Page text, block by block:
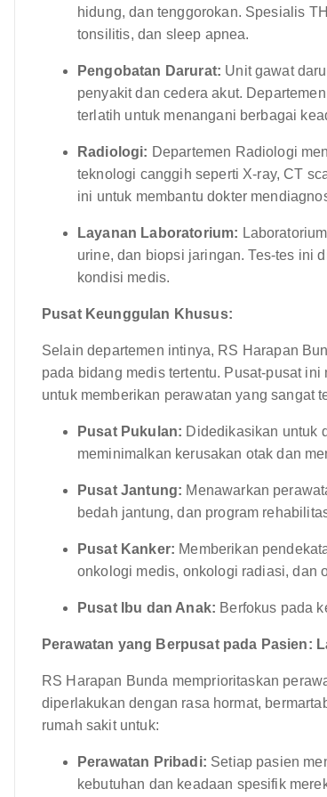
hidung, dan tenggorokan. Spesialis
tonsilitis, dan sleep apnea.
Pengobatan Darurat: Unit gawat
penyakit dan cedera akut.
terlatih untuk menangani berbagai
Radiologi: Departemen Radiologi
teknologi canggih seperti X-ray, CT
ini untuk membantu dokter
Layanan Laboratorium:
urine, dan biopsi jaringan. Tes-tes ini
kondisi medis.
Pusat Keunggulan Khusus:
Selain departemen intinya, RS Harapan
pada bidang medis tertentu. Pusat-pusat
untuk memberikan perawatan yang sangat
Pusat Pukulan: Didedikasikan untuk
meminimalkan kerusakan otak dan
Pusat Jantung: Menawarkan
bedah jantung, dan program
Pusat Kanker: Memberikan
onkologi medis, onkologi radiasi, dan
Pusat Ibu dan Anak: Berfokus pada
Perawatan yang Berpusat pada Pasien:
RS Harapan Bunda memprioritaskan
diperlakukan dengan rasa hormat,
rumah sakit untuk:
Perawatan Pribadi: Setiap pasien
kebutuhan dan keadaan spesifik